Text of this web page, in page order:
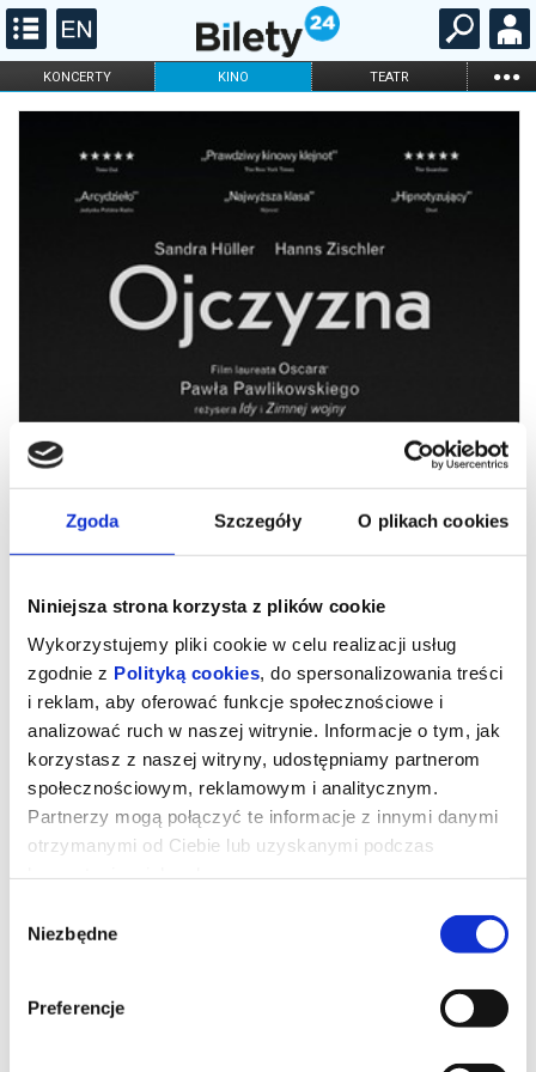
Zgoda Szczegóły O plikach cookies
Niniejsza strona korzysta z plików cookie
Wykorzystujemy pliki cookie w celu realizacji usług
zgodnie z Polityką cookies , do spersonalizowania treści
i reklam, aby oferować funkcje społecznościowe i
analizować ruch w naszej witrynie. Informacje o tym, jak
korzystasz z naszej witryny, udostępniamy partnerom
społecznościowym, reklamowym i analitycznym.
Partnerzy mogą połączyć te informacje z innymi danymi
otrzymanymi od Ciebie lub uzyskanymi podczas
zgody
Niezbędne
Preferencje
KONCERTY KINO TEATR ...
FILHARMONIA OPERA I BALET
DLA DZIECI
ONLINE KARNETY
Ojczyzna
a jego córką Eriką (Sandra Hüller) – aktorką i pisarką. Akcja
rozgrywa się w szczytowym okresie zimnej wojny. Ojciec i córka
wyruszają w trudną, pełną emocji podróż czarnym Buickiem przez
Weimaru pod wpływem sowieckim. Po raz pierwszy od wojny